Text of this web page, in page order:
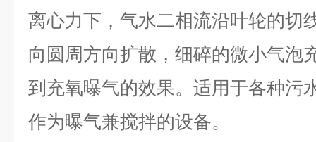
离心力下，气水二相流沿叶轮的切
向圆周方向扩散，细碎的微小气泡
到充氧曝气的效果。适用于各种污
作为曝气兼搅拌的设备。